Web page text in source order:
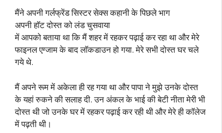
मैंने अपनी गर्लफ्रेंड सिस्टर सेक्स कहानी के पिछले भाग
अपनी हॉट दोस्त को लंड चुसवाया
में आपको बताया था कि मैं शहर में रहकर पढ़ाई कर रहा था और मेरे
फाइनल एग्जाम के बाद लॉकडाउन हो गया. मेरे सभी दोस्त घर चले
गये थे.
मैं अपने रूम में अकेला ही रह गया था और पापा ने मुझे उनके दोस्त
के यहां रुकने की सलाह दी. उन अंकल के भाई की बेटी नीता मेरी भी
दोस्त थी जो उनके घर में रहकर पढ़ाई कर रही थी और मेरे ही कॉलेज
में पढ़ती थी।